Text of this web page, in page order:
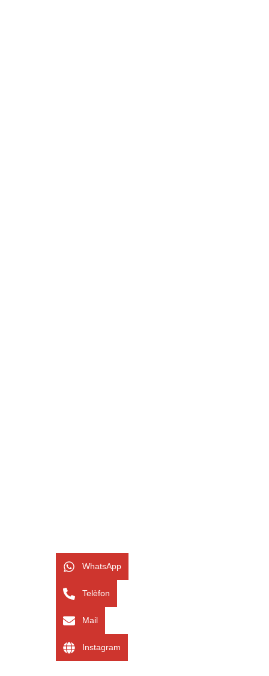
WhatsApp
Telèfon
Mail
Instagram